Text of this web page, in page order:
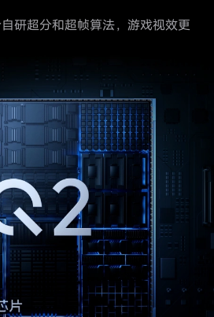
研超分和超帧算法，游戏视效更